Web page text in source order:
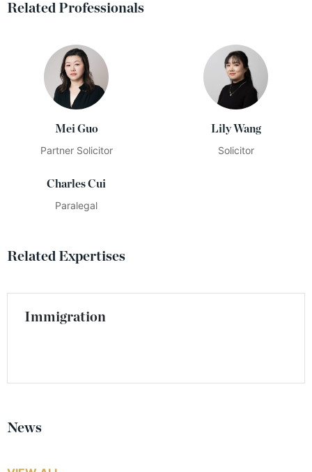
Related Professionals
Mei Guo
Partner Solicitor
Lily Wang
Solicitor
Charles Cui
Paralegal
Related Expertises
Immigration
News